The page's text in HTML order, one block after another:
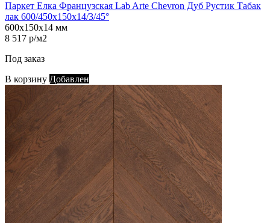
Паркет Елка Французская Lab Arte Chevron Дуб Рустик Табак
лак 600/450х150х14/3/45°
600х150х14 мм
8 517 р/м2
Под заказ
В корзину Добавлен